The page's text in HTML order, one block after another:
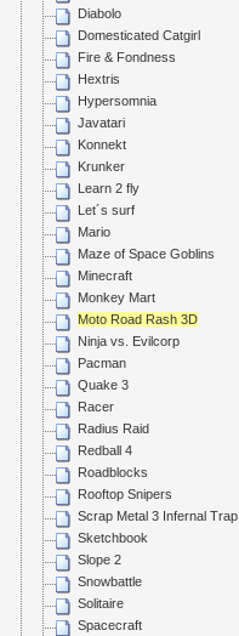
Diabolo
Domesticated Catgirl
Fire & Fondness
Hextris
Hypersomnia
Javatari
Konnekt
Krunker
Learn 2 fly
Let´s surf
Mario
Maze of Space Goblins
Minecraft
Monkey Mart
Moto Road Rash 3D
Ninja vs. Evilcorp
Pacman
Quake 3
Racer
Radius Raid
Redball 4
Roadblocks
Rooftop Snipers
Scrap Metal 3 Infernal Trap
Sketchbook
Slope 2
Snowbattle
Solitaire
Spacecraft